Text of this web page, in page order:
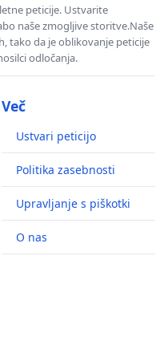
peticije. Ustvarite
naše zmogljive storitve.Naše
tako da je oblikovanje peticije
odločanja.
Več
Ustvari peticijo
Politika zasebnosti
Upravljanje s piškotki
O nas